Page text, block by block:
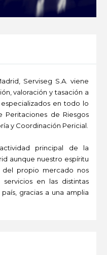
Serviseg S.A. viene
valoración y tasación a
en todo lo
de Riesgos
y Coordinación Pericial.
principal de la
aunque nuestro espíritu
propio mercado nos
en las distintas
gracias a una amplia